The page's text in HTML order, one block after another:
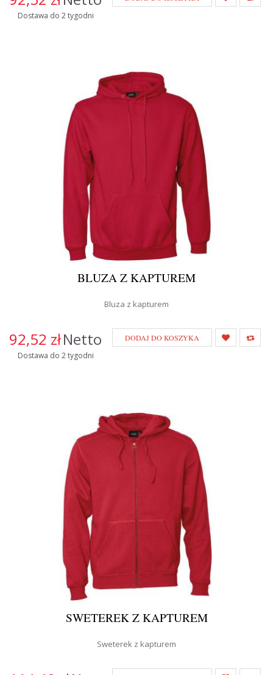
Dostawa do 2 tygodni
BLUZA Z KAPTUREM
Bluza z kapturem
92,52 złNetto
Dostawa do 2 tygodni
DODAJ DO KOSZYKA
SWETEREK Z KAPTUREM
Sweterek z kapturem